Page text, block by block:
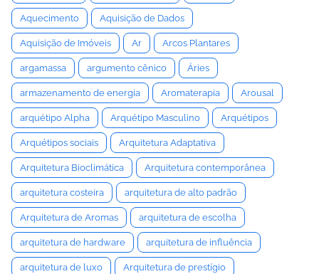
Aquecimento Aquisição de Dados
Aquisição de Imóveis Ar Arcos Plantares
argamassa argumento cênico Áries
armazenamento de energia Aromaterapia Arousal
arquétipo Alpha Arquétipo Masculino Arquétipos
Arquétipos sociais Arquitetura Adaptativa
Arquitetura Bioclimática Arquitetura contemporânea
arquitetura costeira arquitetura de alto padrão
Arquitetura de Aromas arquitetura de escolha
arquitetura de hardware arquitetura de influência
arquitetura de luxo Arquitetura de prestígio